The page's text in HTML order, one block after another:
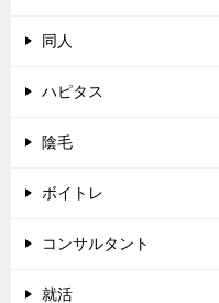
同人
ハピタス
陰毛
ボイトレ
コンサルタント
就活